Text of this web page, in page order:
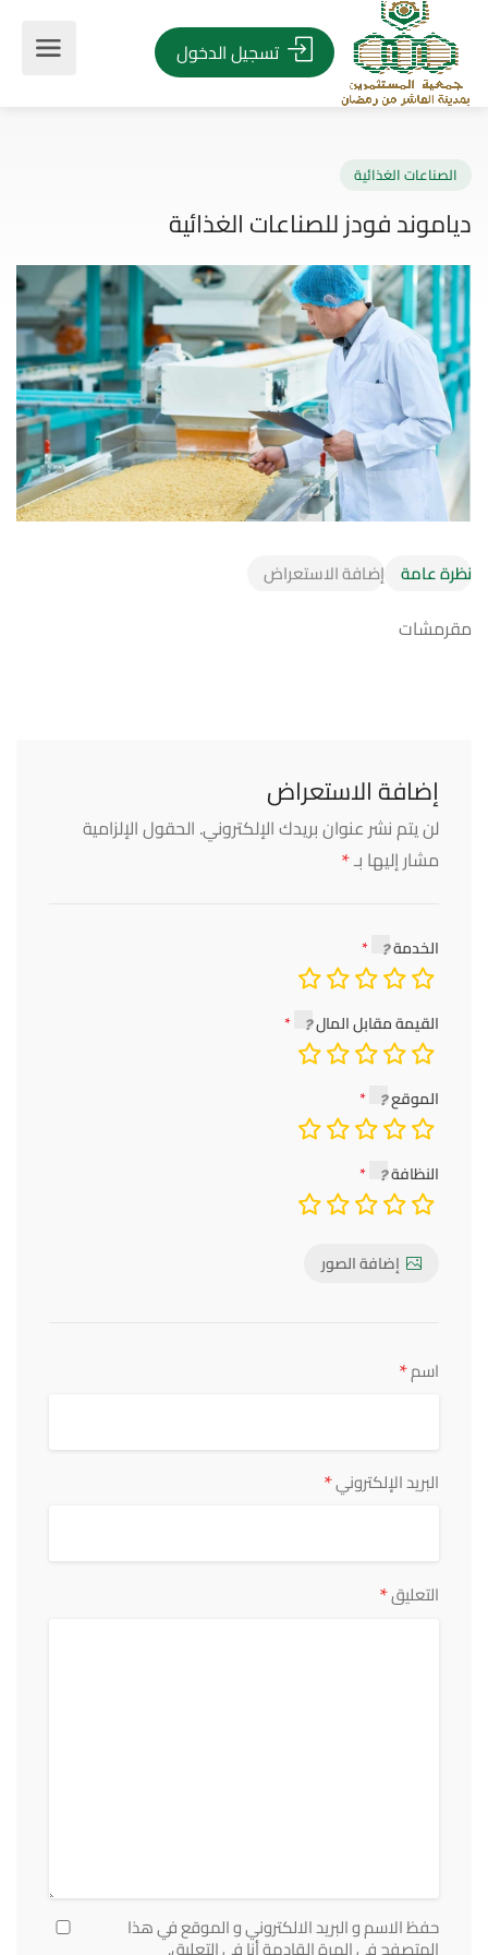
تسجيل الدخول
فودز للصناعات الغذائية
نظرة عامة إضافة الاستعراض
مقرمشات
إضافة الاستعراض
لن يتم نشر عنوان بريدك الإلكتروني. الحقول الإلزامية
مشار إليها بـ*
الخدمة
القيمة مقابل المال
الموقع
النظافة
إضافة الصور
اسم*
البريد الإلكتروني*
التعليق*
حفظ الاسم و البريد الالكتروني و الموقع في هذا